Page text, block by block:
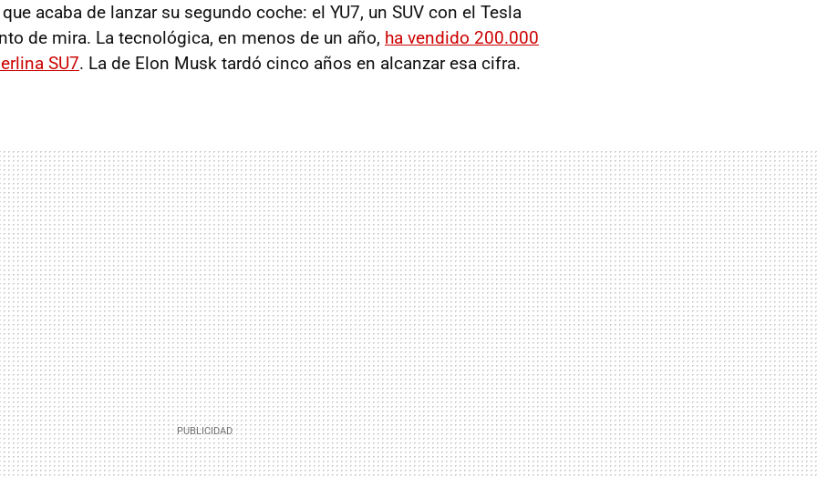
que acaba de lanzar su segundo coche: el YU7, un SUV con el Tesla
de mira. La tecnológica, en menos de un año, ha vendido 200.000
SU7. La de Elon Musk tardó cinco años en alcanzar esa cifra.